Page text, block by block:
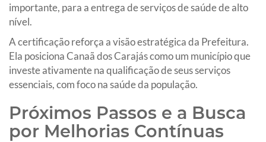
importante, para a entrega de serviços de saúde de alto
nível.
A certificação reforça a visão estratégica da Prefeitura.
Ela posiciona Canaã dos Carajás como um município que
investe ativamente na qualificação de seus serviços
essenciais, com foco na saúde da população.
Próximos Passos e a Busca
por Melhorias Contínuas